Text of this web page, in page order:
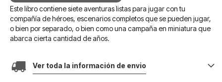
Este libro contiene siete aventuras listas para jugar con tu
compañía de héroes, escenarios completos que se pueden jugar,
o bien por separado, o bien como una campaña en miniatura que
abarca cierta cantidad de años.
Ver toda la información de envio